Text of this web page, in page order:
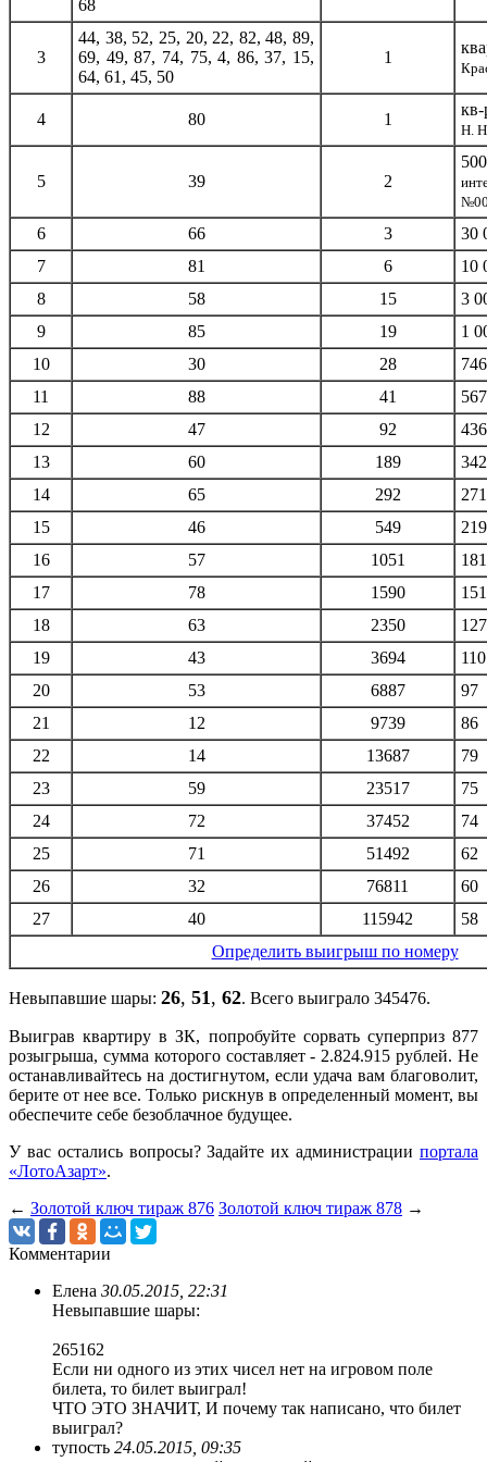
68
3
44, 38, 52, 25, 20, 22, 82, 48, 89,
69, 49, 87, 74, 75, 4, 86, 37, 15,
64, 61, 45, 50
1
4 80 1
кв-
Н.
5 39 2
6 66 3
30
7
81 6
10
8
58 15
3
9
85 19
1
10
30 28
746
11
88 41
567
12
47 92
436
13
60 189
342
14
65 292
271
15
46 549
219
16
57 1051
181
17
78 1590
151
18
63 2350
127
19
43 3694
110
20
53 6887
97
21
12 9739
86
22
14 13687
79
23
59 23517
75
24
72 37452
74
25
71 51492
62
26
32 76811
60
27
40 115942
58
Определить выигрыш по номеру
Невыпавшие шары: 26, 51 , 62. Всего выиграло 345476.
Выиграв квартиру в ЗК, попробуйте сорвать суперприз 877
розыгрыша, сумма которого составляет - 2.824.915 рублей. Не
останавливайтесь на достигнутом, если удача вам благоволит,
берите от нее все. Только рискнув в определенный момент, вы
обеспечите себе безоблачное будущее.
У вас остались вопросы? Задайте их администрации портала
«ЛотоАзарт».
← Золотой ключ тираж 876 Золотой ключ тираж 878 →
Комментарии
Елена 30.05.2015, 22:31
Невыпавшие шары:
265162
Если ни одного из этих чисел нет на игровом поле
билета, то билет выиграл!
ЧТО ЭТО ЗНАЧИТ, И почему так написано, что билет
выиграл?
тупость 24.05.2015, 09:35